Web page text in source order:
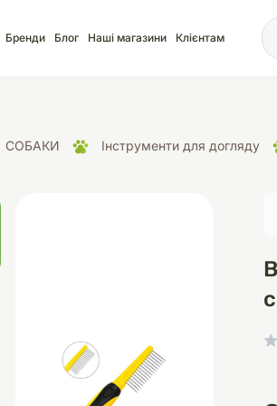
для кліток
Бренди Блог Наші магазини Клієнтам
СОБАКИ Інструменти для догляду